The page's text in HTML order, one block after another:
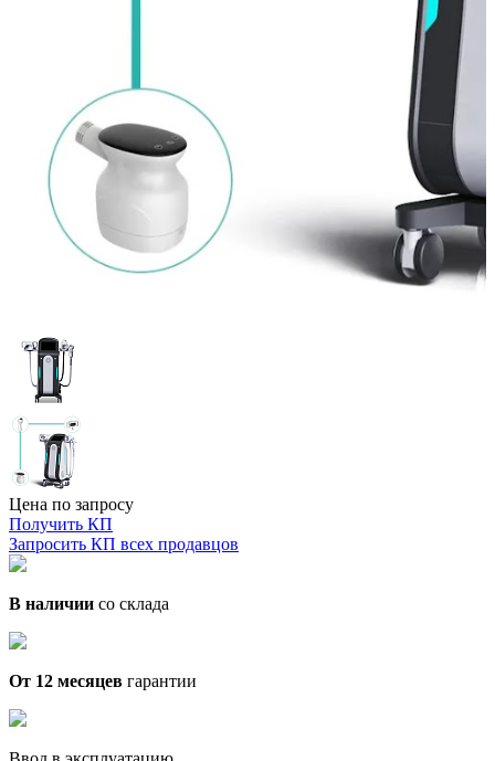
Цена по запросу
Получить КП
Запросить КП всех продавцов
В наличии со склада
От 12 месяцев гарантии